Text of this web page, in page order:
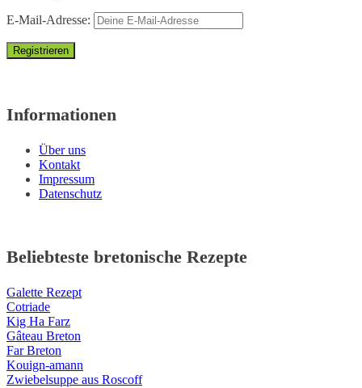
E-Mail-Adresse:
Informationen
Über uns
Kontakt
Impressum
Datenschutz
Beliebteste bretonische Rezepte
Galette Rezept
Cotriade
Kig Ha Farz
Gâteau Breton
Far Breton
Kouign-amann
Zwiebelsuppe aus Roscoff